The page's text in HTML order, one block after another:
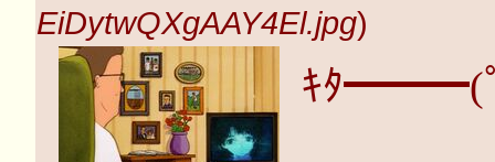
EiDytwQXgAAY4El.jpg)
ｷﾀ